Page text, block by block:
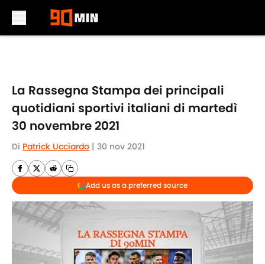
La Rassegna Stampa dei principali
quotidiani sportivi italiani di martedì
30 novembre 2021
Di Patrick Ucciardo | 30 nov 2021
Add us as a preferred source